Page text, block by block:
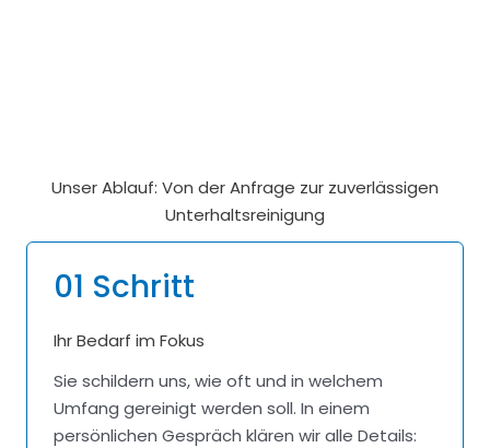
Unser Ablauf: Von der Anfrage zur zuverlässigen
Unterhaltsreinigung
01 Schritt
Ihr Bedarf im Fokus
Sie schildern uns, wie oft und in welchem
Umfang gereinigt werden soll. In einem
persönlichen Gespräch klären wir alle Details: